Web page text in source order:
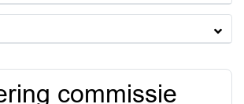
commissie